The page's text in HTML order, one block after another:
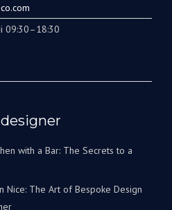
09:30–18:30
with a Bar: The Secrets to a
Nice: The Art of Bespoke Design